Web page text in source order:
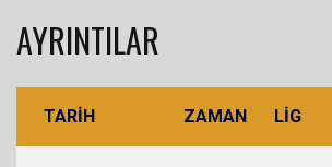
AYRINTILAR
TARIH ZAMAN LIG